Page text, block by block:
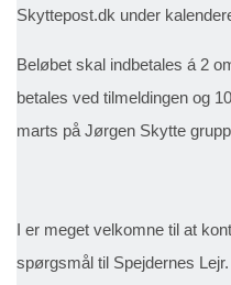
Skyttepost.dk under
Beløbet skal indbetales á 2
betales ved tilmeldingen og
marts på Jørgen Skytte
I er meget velkomne til at
spørgsmål til Spejdernes